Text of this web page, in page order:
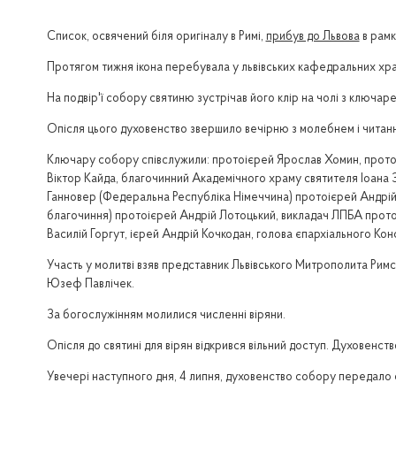
Список, освячений біля оригіналу в Римі, прибув до Львовав
Протягом тижня ікона перебувала у львівських кафедральних
На подвір'ї собору святиню зустрічав його клір на чолі з
Опісля цього духовенство звершило вечірню з молебнем і
Ключару собору співслужили: протоієрей Ярослав Хомин,
Віктор Кайда, благочинний Академічного храму святителя
Ганновер (Федеральна Республіка Німеччина) протоієрей
благочиння) протоієрей Андрій Лотоцький, викладач ЛПБА
Василій Горгут, ієрей Андрій Кочкодан, голова єпархіального
Участь у молитві взяв представник Львівського Митрополита
Юзеф Павлічек.
За богослужінням молилися численні віряни.
Опісля до святині для вірян відкрився вільний доступ.
Увечері наступного дня, 4 липня, духовенство собору передало